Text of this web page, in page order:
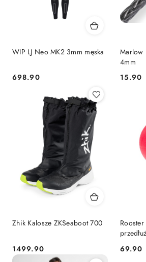
WIP LJ Neo MK2 3mm męska
Cena:
698.90
Marlow
4mm
Cena:
15.90
Zhik Kalosze ZKSeaboot 700
Cena:
1499.90 Cena:
69.90